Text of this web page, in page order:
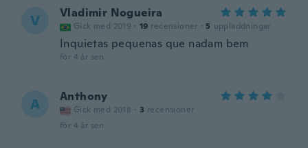
V Vladimir Nogueira
Gick med 2019 · 19 recensioner · 5 uppladdningar
Inquietas pequenas que nadam bem
för 4 år sen
A Anthony
Gick med 2018 · 3 recensioner
för 4 år sen